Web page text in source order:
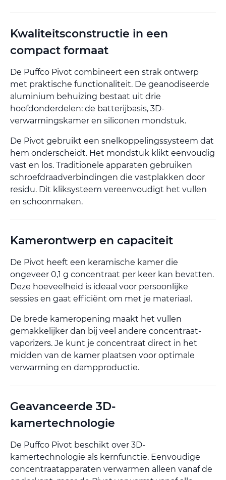
Kwaliteitsconstructie in een
compact formaat
De Puffco Pivot combineert een strak ontwerp
met praktische functionaliteit. De geanodiseerde
aluminium behuizing bestaat uit drie
hoofdonderdelen: de batterijbasis, 3D-
verwarmingskamer en siliconen mondstuk.
De Pivot gebruikt een snelkoppelingssysteem dat
hem onderscheidt. Het mondstuk klikt eenvoudig
vast en los. Traditionele apparaten gebruiken
schroefdraadverbindingen die vastplakken door
residu. Dit kliksysteem vereenvoudigt het vullen
en schoonmaken.
Kamerontwerp en capaciteit
De Pivot heeft een keramische kamer die
ongeveer 0,1 g concentraat per keer kan bevatten.
Deze hoeveelheid is ideaal voor persoonlijke
sessies en gaat efficiënt om met je materiaal.
De brede kameropening maakt het vullen
gemakkelijker dan bij veel andere concentraat-
vaporizers. Je kunt je concentraat direct in het
midden van de kamer plaatsen voor optimale
verwarming en dampproductie.
Geavanceerde 3D-
kamertechnologie
De Puffco Pivot beschikt over 3D-
kamertechnologie als kernfunctie. Eenvoudige
concentraatapparaten verwarmen alleen vanaf de